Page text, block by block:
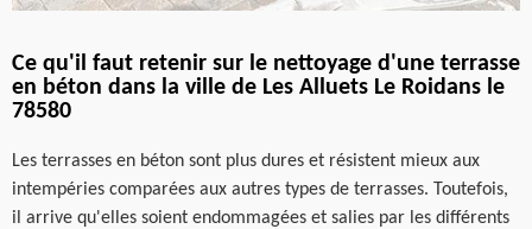
Ce qu'il faut retenir sur le nettoyage d'une terrasse
en béton dans la ville de Les Alluets Le Roidans le
78580
Les terrasses en béton sont plus dures et résistent mieux aux
intempéries comparées aux autres types de terrasses. Toutefois,
il arrive qu'elles soient endommagées et salies par les différents